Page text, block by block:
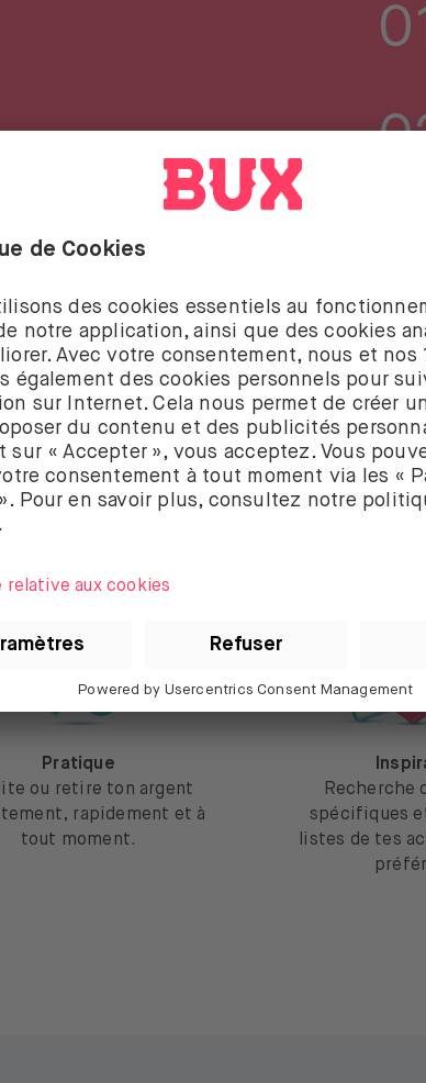
investir avec
Pratique
ou retire ton argent
rapidement et à
tout moment.
Recherche
spécifiques
listes de tes